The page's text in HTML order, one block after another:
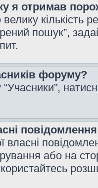
я отримав
кількість
пошук”,
форуму?
власні
або на